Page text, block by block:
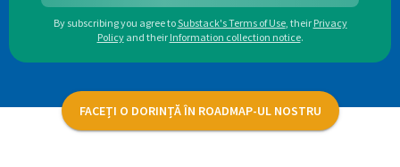
By subscribing you agree toSubstack's Terms of Use, their Privacy
Policy and their Information collection notice.
FACEȚI O DORINȚĂ ÎN ROADMAP-UL NOSTRU